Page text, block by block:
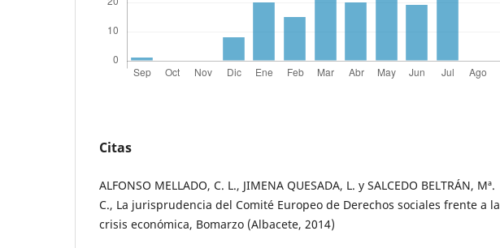
Citas
ALFONSO MELLADO, C. L., JIMENA QUESADA, L. y SALCEDO BELTRÁN, Mª.
C., La jurisprudencia del Comité Europeo de Derechos sociales frente a la
crisis económica, Bomarzo (Albacete, 2014)